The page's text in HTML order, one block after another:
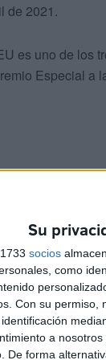
Su
socios
como
Con su permiso,
a
De forma
de 2021.
es uno de los
Especial a
ha otorgado al
al fomento de
y por la
Humanidades
a la